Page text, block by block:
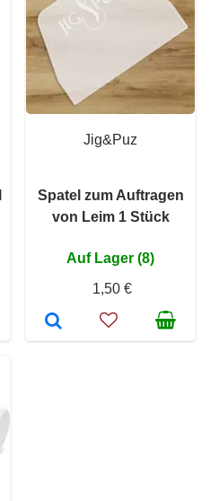
Jig&Puz
Spatel zum Auftragen
von Leim 1 Stück
Auf Lager (8)
1,50 €